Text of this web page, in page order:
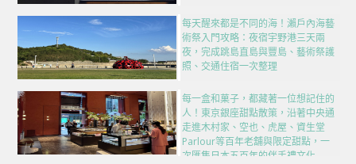
每天醒來都是不同的海！瀨戶內海藝
術祭入門攻略：夜宿宇野港三天兩
夜，完成跳島直島與豐島、藝術祭護
照、交通住宿一次整理
每一盒和菓子，都藏著一位想記住的
人！東京銀座甜點散策，沿著中央通
走進木村家、空也、虎屋、資生堂
Parlour等百年老舖與限定甜點，一
次匯集日本五百年的伴手禮文化